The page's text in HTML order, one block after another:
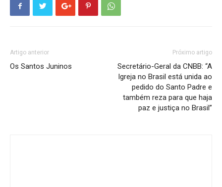
Artigo anterior
Os Santos Juninos
Próximo artigo
Secretário-Geral da CNBB: “A
Igreja no Brasil está unida ao
pedido do Santo Padre e
também reza para que haja
paz e justiça no Brasil”